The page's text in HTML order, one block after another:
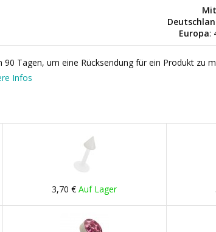
Europa:
90 Tagen, um eine Rücksendung für ein Produkt zu
Infos
3,70 €Auf Lager